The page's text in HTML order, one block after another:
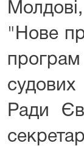
"Нове
Ради